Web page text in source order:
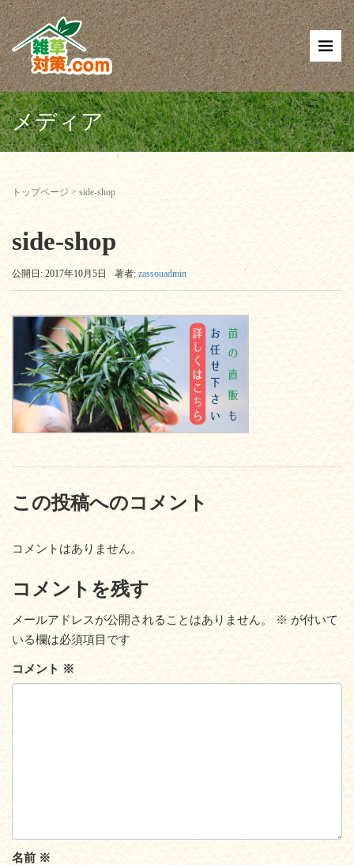
メディア
トップページ> side-shop
side-shop
公開日: 2017年10月5日 著者: zassouadmin
この投稿へのコメント
コメントはありません。
コメントを残す
メールアドレスが公開されることはありません。 ※ が付いて
いる欄は必須項目です
コメント ※
名前 ※